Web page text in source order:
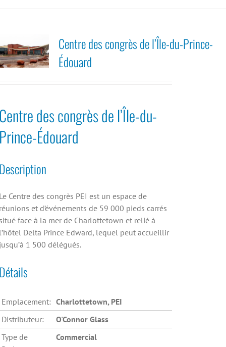
Centre des congrès de l’Île-du-Prince-
Édouard
des congrès de l’Île-du-
Édouard
Centre des congrès PEI est un espace de
et d’événements de 59 000 pieds carrés
face à la mer de Charlottetown et relié à
Delta Prince Edward, lequel peut accueillir
1 500 délégués.
Emplacement: Charlottetown, PEI
Distributeur:
O'Connor Glass
Type de
Commercial